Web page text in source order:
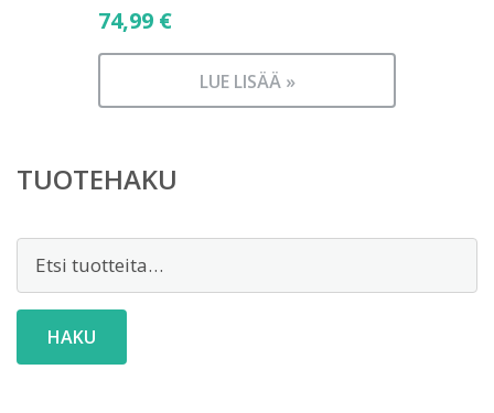
74,99 €
LUE LISÄÄ »
TUOTEHAKU
Etsi:
HAKU